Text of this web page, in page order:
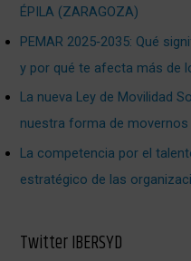
ÉPILA (ZARAGOZA)
PEMAR 2025‑2035: Qué
y por qué te afecta más de
La nueva Ley de Movilidad
nuestra forma de movernos
La competencia por el
estratégico de las
Twitter IBERSYD